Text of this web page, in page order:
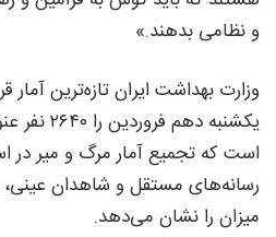
و نظامی بدهند.»
وزارت بهداشت ایران تازه‌ترین آمار
یکشنبه
است که تجمیع آمار مرگ و میر در
رسانه‌های مستقل و شاهدان عینی،
میزان را نشان می‌دهد.